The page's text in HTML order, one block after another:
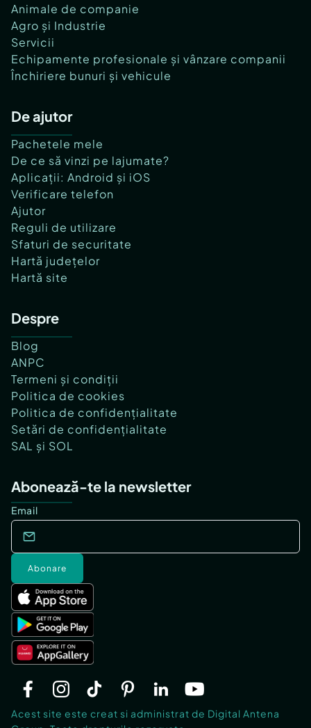
Animale de companie
Agro și Industrie
Servicii
Echipamente profesionale și vânzare companii
Închiriere bunuri și vehicule
De ajutor
Pachetele mele
De ce să vinzi pe lajumate?
Aplicații: Android și iOS
Verificare telefon
Ajutor
Reguli de utilizare
Sfaturi de securitate
Hartă județelor
Hartă site
Despre
Blog
ANPC
Termeni și condiții
Politica de cookies
Politica de confidențialitate
Setări de confidențialitate
SAL și SOL
Abonează-te la newsletter
Email
Abonare
Acest site este creat si administrat de Digital Antena